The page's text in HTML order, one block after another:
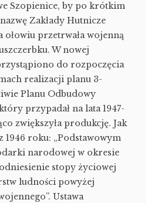
Szopienice, by po krótkim
Zakłady Hutnicze
ołowiu przetrwała wojenną
W nowej
do rozpoczęcia
realizacji planu 3-
Planu Odbudowy
przypadał na lata 1947-
zwiększyła produkcję. Jak
z 1946 roku: „Podstawowym
narodowej w okresie
stopy życiowej
ludności powyżej
Ustawa